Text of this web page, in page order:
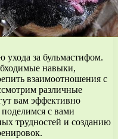
ухода за бульмастифом.
навыки,
взаимоотношения с
различные
вам эффективно
с вами
трудностей и созданию